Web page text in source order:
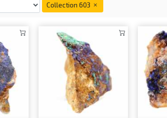
Collection 603